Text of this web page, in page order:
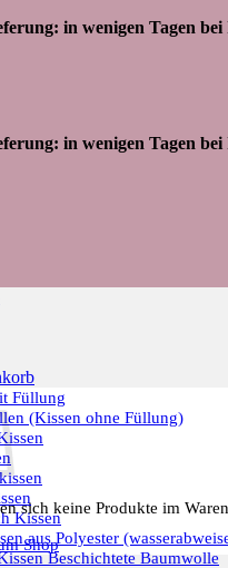
in wenigen Tagen bei
in wenigen Tagen bei
Füllung
(Kissen ohne Füllung)
Kissen
aus Polyester
Beschichtete Baumwolle
sich keine Produkte im
Shop